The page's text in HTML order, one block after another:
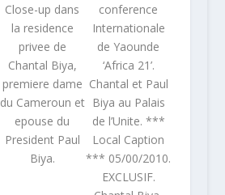
Close-up dans
la residence
privee de
Chantal Biya,
premiere dame
du Cameroun et
epouse du
President Paul
Biya.
conference
Internationale
de Yaounde
‘Africa 21’.
Chantal et Paul
Biya au Palais
de l’Unite. ***
Local Caption
*** 05/00/2010.
EXCLUSIF.